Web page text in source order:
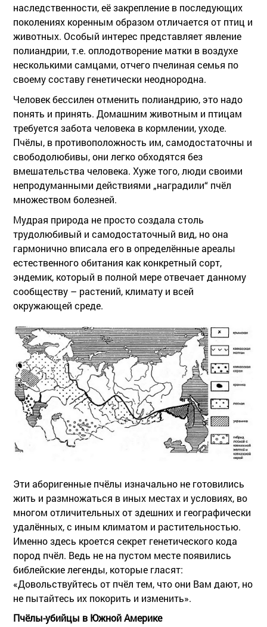
наследственности, её закрепление в последующих
поколениях коренным образом отличается от птиц и
животных. Особый интерес представляет явление
полиандрии, т.е. оплодотворение матки в воздухе
несколькими самцами, отчего пчелиная семья по
своему составу генетически неоднородна.
Человек бессилен отменить полиандрию, это надо
понять и принять. Домашним животным и птицам
требуется забота человека в кормлении, уходе.
Пчёлы, в противоположность им, самодостаточны и
свободолюбивы, они легко обходятся без
вмешательства человека. Хуже того, люди своими
непродуманными действиями „наградили“ пчёл
множеством болезней.
Мудрая природа не просто создала столь
трудолюбивый и самодостаточный вид, но она
гармонично вписала его в определённые ареалы
естественного обитания как конкретный сорт,
эндемик, который в полной мере отвечает данному
сообществу – растений, климату и всей
окружающей среде.
Эти аборигенные пчёлы изначально не готовились
жить и размножаться в иных местах и условиях, во
многом отличительных от здешних и географически
удалённых, с иным климатом и растительностью.
Именно здесь кроется секрет генетического кода
пород пчёл. Ведь не на пустом месте появились
библейские легенды, которые гласят:
«Довольствуйтесь от пчёл тем, что они Вам дают, но
не пытайтесь их покорить и изменить».
Пчёлы-убийцы в Южной Америке